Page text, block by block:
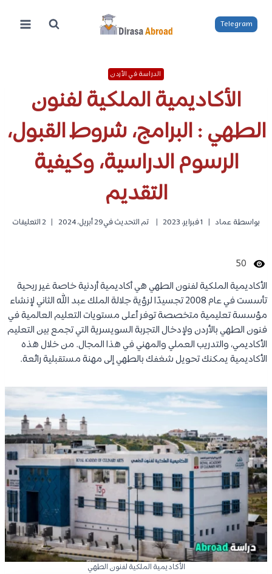
المحتوى
Telegram
الدراسة في الأردن
الأكاديمية الملكية لفنون
الطهي : البرامج، شروط القبول،
الرسوم الدراسية، وكيفية
التقديم
بواسطة عماد 1 فبراير، 2023 تم التحديث في29 أبريل، 2024 2 التعليقات
50
الأكاديمية الملكية لفنون الطهي هي أكاديمية أردنية خاصة غير ربحية
تأسست في عام 2008 تجسيدًا لرؤية جلالة الملك عبد الله الثاني لإنشاء
مؤسسة تعليمية متخصصة توفر أعلى مستويات التعليم العالمية في
فنون الطهي بالأردن ولإدخال التجربة السويسرية التي تجمع بين التعليم
الأكاديمي، والتدريب العملي والمهني في هذا المجال. من خلال هذه
الأكاديمية يمكنك تحويل شغفك بالطهي إلى مهنة مستقبلية رائعة.
الأكاديمية الملكية لفنون الطهي